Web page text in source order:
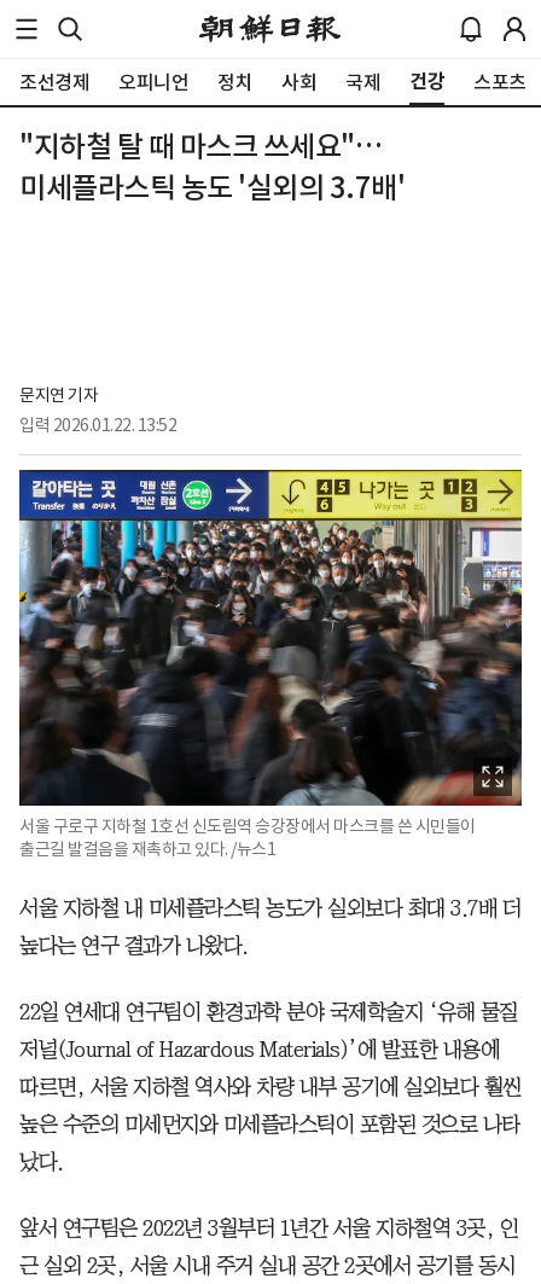
조선경제 오피니언 정치 사회 국제 건강 스포츠
"지하철 탈 때 마스크 쓰세요"…
미세플라스틱 농도 '실외의 3.7배'
문지연 기자
입력 2026.01.22. 13:52
서울 구로구 지하철 1호선 신도림역 승강장에서 마스크를 쓴 시민들이
출근길 발걸음을 재촉하고 있다. /뉴스1
서울 지하철 내 미세플라스틱 농도가 실외보다 최대 3.7배 더
높다는 연구 결과가 나왔다.
22일 연세대 연구팀이 환경과학 분야 국제학술지 ‘유해 물질
저널(Journal of Hazardous Materials)’에 발표한 내용에
따르면, 서울 지하철 역사와 차량 내부 공기에 실외보다 훨씬
높은 수준의 미세먼지와 미세플라스틱이 포함된 것으로 나타
났다.
앞서 연구팀은 2022년 3월부터 1년간 서울 지하철역 3곳, 인
근 실외 2곳, 서울 시내 주거 실내 공간 2곳에서 공기를 동시